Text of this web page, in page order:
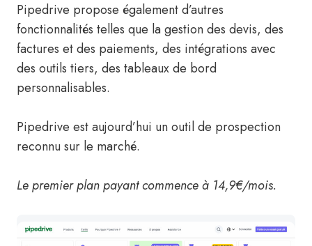
Pipedrive propose également d’autres
fonctionnalités telles que la gestion des devis, des
factures et des paiements, des intégrations avec
des outils tiers, des tableaux de bord
personnalisables.
Pipedrive est aujourd’hui un outil de prospection
reconnu sur le marché.
Le premier plan payant commence à 14,9€/mois.